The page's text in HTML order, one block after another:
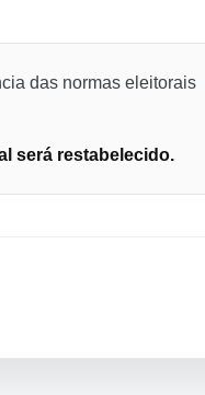
das normas eleitorais
será restabelecido.